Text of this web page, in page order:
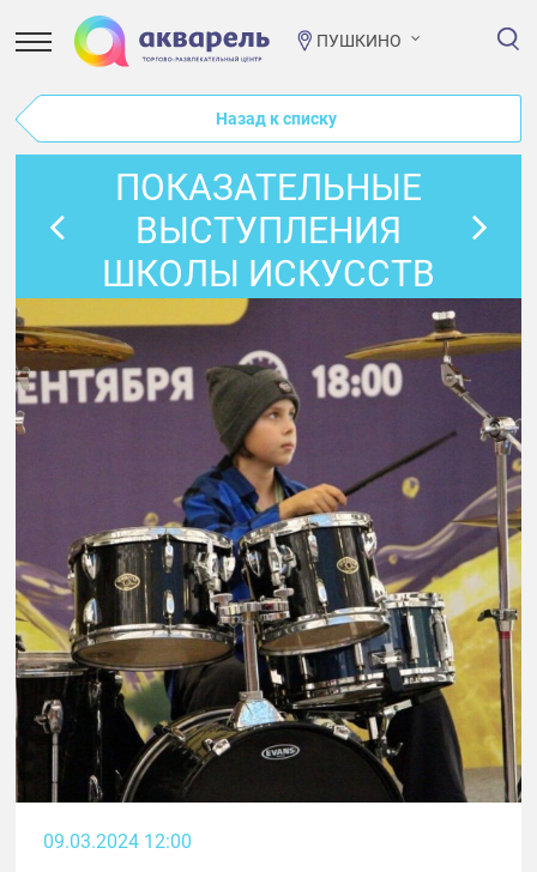
ПУШКИНО
Назад к списку
ПОКАЗАТЕЛЬНЫЕ
ВЫСТУПЛЕНИЯ
ШКОЛЫ ИСКУССТВ
"THE ТРИАДА"
09.03.2024 12:00